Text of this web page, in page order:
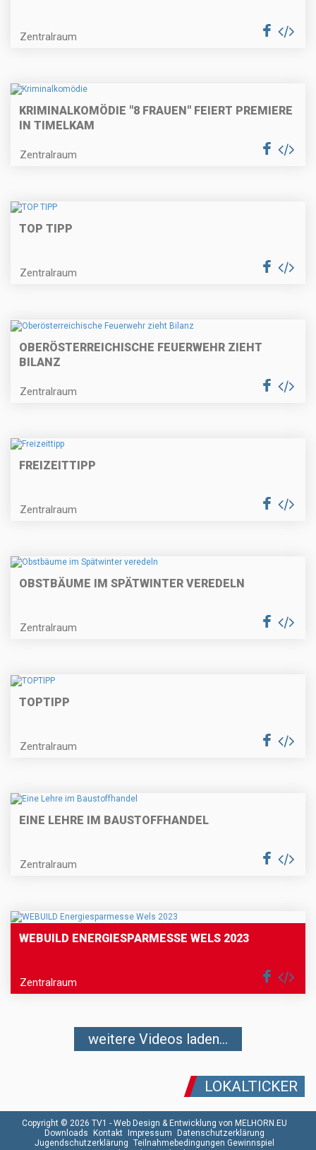
Zentralraum
KRIMINALKOMÖDIE "8 FRAUEN" FEIERT PREMIERE
IN TIMELKAM
Zentralraum
TOP TIPP
Zentralraum
OBERÖSTERREICHISCHE FEUERWEHR ZIEHT
BILANZ
Zentralraum
FREIZEITTIPP
Zentralraum
OBSTBÄUME IM SPÄTWINTER VEREDELN
Zentralraum
TOPTIPP
Zentralraum
EINE LEHRE IM BAUSTOFFHANDEL
Zentralraum
WEBUILD ENERGIESPARMESSE WELS 2023
Zentralraum
weitere Videos laden...
LOKALTICKER
Copyright © 2026 TV1 - Web Design & Entwicklung von MELHORN.EU
Downloads
Kontakt Impressum
Datenschutzerklärung
Jugendschutzerklärung Teilnahmebedingungen Gewinnspiel